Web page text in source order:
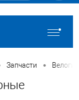
Запчасти •